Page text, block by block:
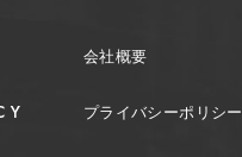
会社概要
プライバシーポリシー